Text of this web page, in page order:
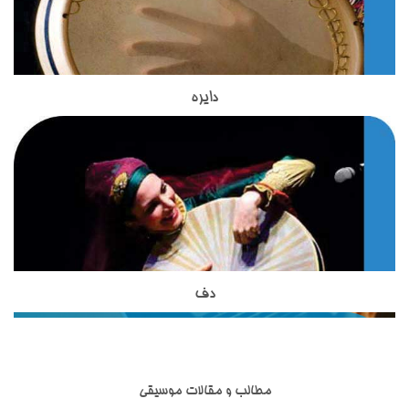
پنج تار) داشت. غلامحسین درویش یا درویش خان سیم ششمی به
آن افزود که همچنان به کار می‌رود. از بهترین نوازنده های تار در عصر
امروز ما استاد حسین علیزاده هستند. استاد مظاهری مدرس ساز تار
در آموزشگاه موسیقی تاج بخش هستند.استاد مظاهری تحصیلات
خود را در زمینه موسیقی گذرانده اند و با بیش از 18 سال سابقه
حساب می آیند.استاد مظاهری از شاگردان آقای ظریف بوده واز
بهترین شاگردان ایشان محسوب می شوند. استاد شاکری از دیگر
اساتید آموزشگاه موسیقی تاج بخش برای تدریس ساز تار و سه تار
به هنرجویان هستند. ساز تخصصی ایشان تار و سه تار است و
تحصیلات خود را در زمینه موسیقی ایرانی،آموزش موسیقی به
کودکان و گرافیک دنبال نموده اند.
ساز دایره یکی از ساز های کوبه ای اصیل ایرانی است که در
آموزشگاه موسیقی تاج بخش تدریس می شود.این ساز بسیار شبیه
شود با دف تفاوت هایی دارد.دایره از دف کوچکتر است و تعداد زنجیر
هایی که به آن وصل شده است از دف بسیار کمتر است. نواختن ساز
دایره در کشورهای آسیایی نظیر ایران, افغانستان , تاجیکستان و ...
دایره
ساز دف یکی از ساز های کوبه ای در موسیقی ایرانی است که از
مختلفی ساخته شده اند.ساز دف از ساز های کوبه ای با قدمت ایرانی
دف
مطالب و مقالات موسیقی